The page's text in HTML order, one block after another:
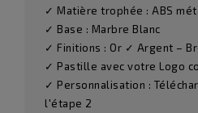
✓ Matière trophée : ABS
✓ Base : Marbre Blanc
✓ Finitions : Or ✓ Argent –
✓ Pastille avec votre Logo
✓ Personnalisation :
l'étape 2